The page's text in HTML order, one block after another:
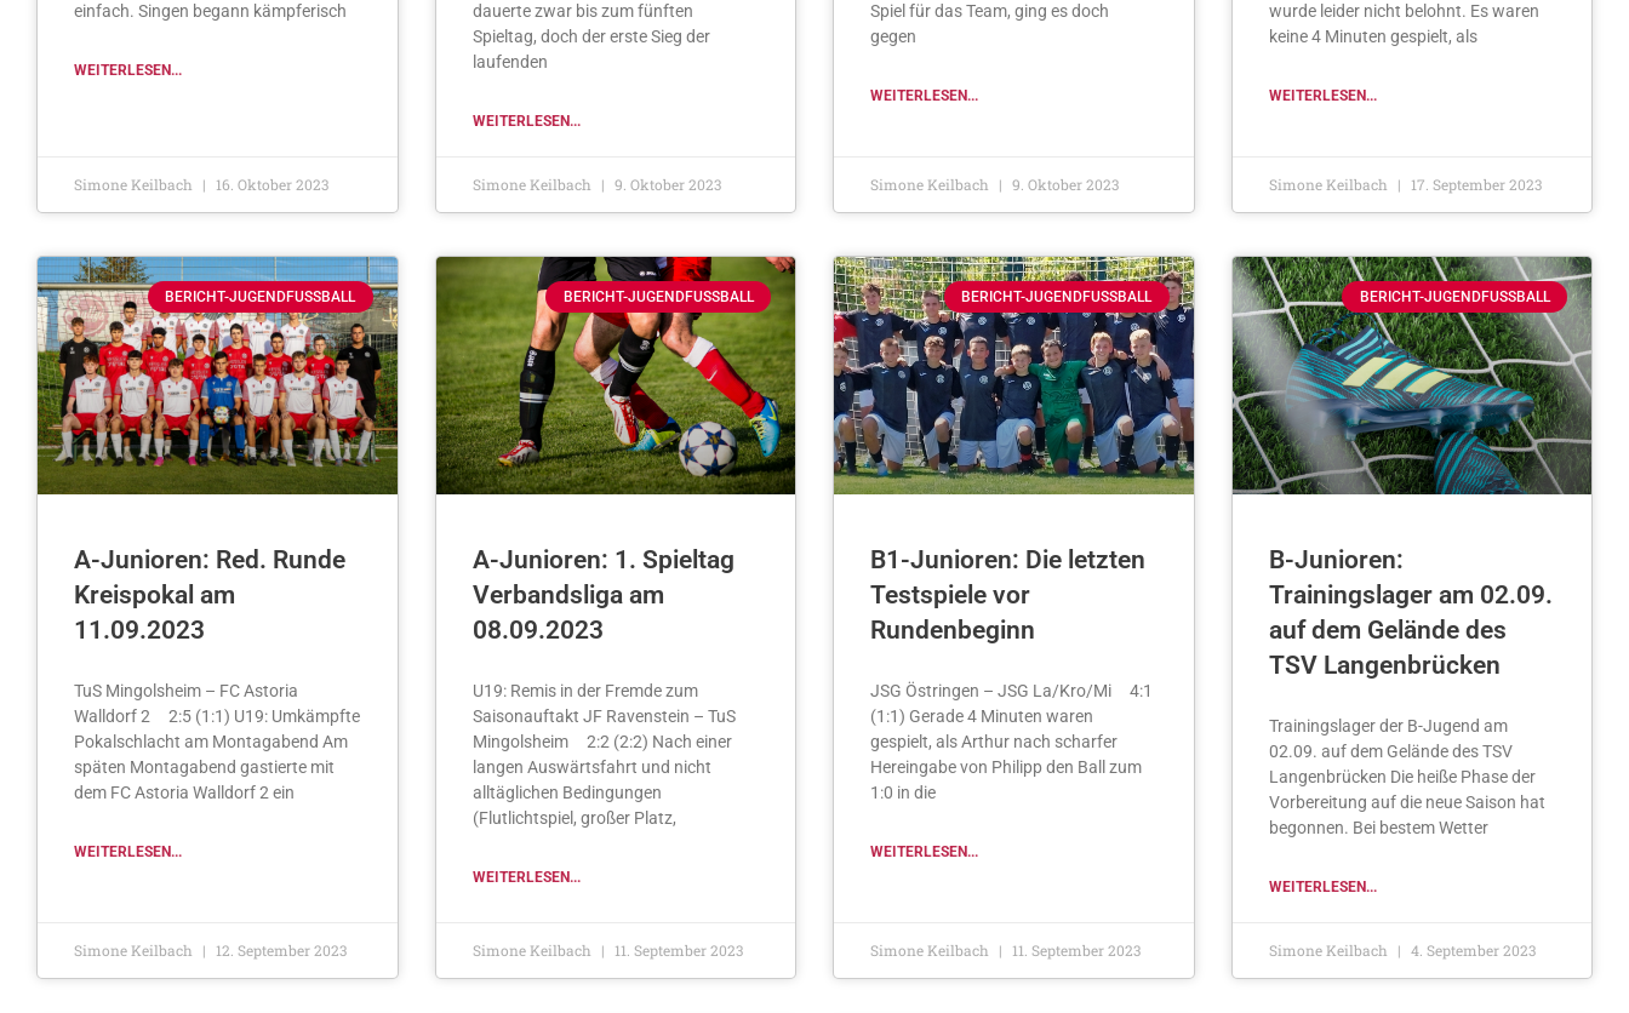
einfach. Singen begann kämpferisch
WEITERLESEN...
Simone Keilbach 16. Oktober 2023
dauerte zwar bis zum fünften
Spieltag, doch der erste Sieg der
laufenden
WEITERLESEN...
Simone Keilbach 9. Oktober 2023
Spiel für das Team, ging es doch
gegen
WEITERLESEN...
Simone Keilbach 9. Oktober 2023
wurde leider nicht belohnt. Es waren
keine 4 Minuten gespielt, als
WEITERLESEN...
Simone Keilbach 17. September 2023
BERICHT-JUGENDFUSSBALL
A-Junioren: Red. Runde
Kreispokal am
11.09.2023
TuS Mingolsheim – FC Astoria
Walldorf 2 2:5 (1:1) U19: Umkämpfte
Pokalschlacht am Montagabend Am
späten Montagabend gastierte mit
dem FC Astoria Walldorf 2 ein
WEITERLESEN...
Simone Keilbach 12. September 2023
BERICHT-JUGENDFUSSBALL
A-Junioren: 1. Spieltag
Verbandsliga am
08.09.2023
U19: Remis in der Fremde zum
Saisonauftakt JF Ravenstein – TuS
Mingolsheim 2:2 (2:2) Nach einer
langen Auswärtsfahrt und nicht
alltäglichen Bedingungen
(Flutlichtspiel, großer Platz,
WEITERLESEN...
Simone Keilbach 11. September 2023
BERICHT-JUGENDFUSSBALL
B1-Junioren: Die letzten
Testspiele vor
Rundenbeginn
JSG Östringen – JSG La/Kro/Mi 4:1
(1:1) Gerade 4 Minuten waren
gespielt, als Arthur nach scharfer
Hereingabe von Philipp den Ball zum
1:0 in die
WEITERLESEN...
Simone Keilbach 11. September 2023
BERICHT-JUGENDFUSSBALL
B-Junioren:
Trainingslager am 02.09.
auf dem Gelände des
TSV Langenbrücken
Trainingslager der B-Jugend am
02.09. auf dem Gelände des TSV
Langenbrücken Die heiße Phase der
Vorbereitung auf die neue Saison hat
begonnen. Bei bestem Wetter
WEITERLESEN...
Simone Keilbach 4. September 2023